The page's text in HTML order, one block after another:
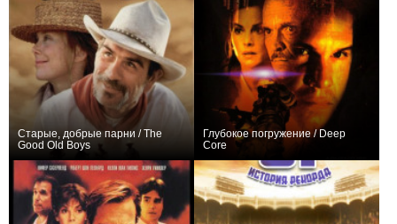
Старые, добрые парни / The
Good Old Boys
Глубокое погружение / Deep
Core